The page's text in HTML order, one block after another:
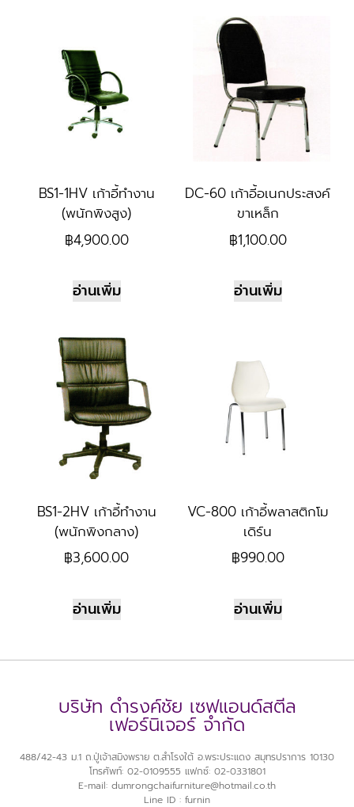
BS1-1HV เก้าอี้ทำงาน
(พนักพิงสูง)
฿4,900.00
อ่านเพิ่ม
DC-60 เก้าอี้อเนกประสงค์
ขาเหล็ก
฿1,100.00
อ่านเพิ่ม
BS1-2HV เก้าอี้ทำงาน
(พนักพิงกลาง)
฿3,600.00
อ่านเพิ่ม
VC-800 เก้าอี้พลาสติกโม
เดิร์น
฿990.00
อ่านเพิ่ม
บริษัท ดำรงค์ชัย เซฟแอนด์สตีล
เฟอร์นิเจอร์ จำกัด
488/42-43 ม.1 ถ.ปู่เจ้าสมิงพราย ต.สำโรงใต้ อ.พระประแดง สมุทรปราการ 10130
โทรศัพท์: 02-0109555 แฟกซ์: 02-0331801
E-mail: dumrongchaifurniture@hotmail.co.th
Line ID : furnin